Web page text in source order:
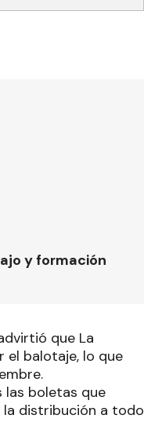
y formación
que La
el balotaje, lo que
las boletas que
la distribución a todo